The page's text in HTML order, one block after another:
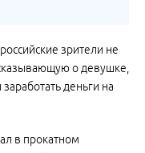
зрители не
о девушке,
деньги на
в прокатном